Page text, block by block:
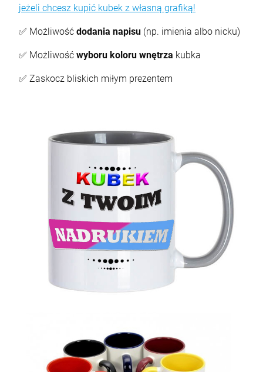
jeżeli chcesz kupić kubek z własną grafiką!
✅ Możliwość dodania napisu (np. imienia albo nicku)
✅ Możliwość wyboru koloru wnętrza kubka
✅ Zaskocz bliskich miłym prezentem